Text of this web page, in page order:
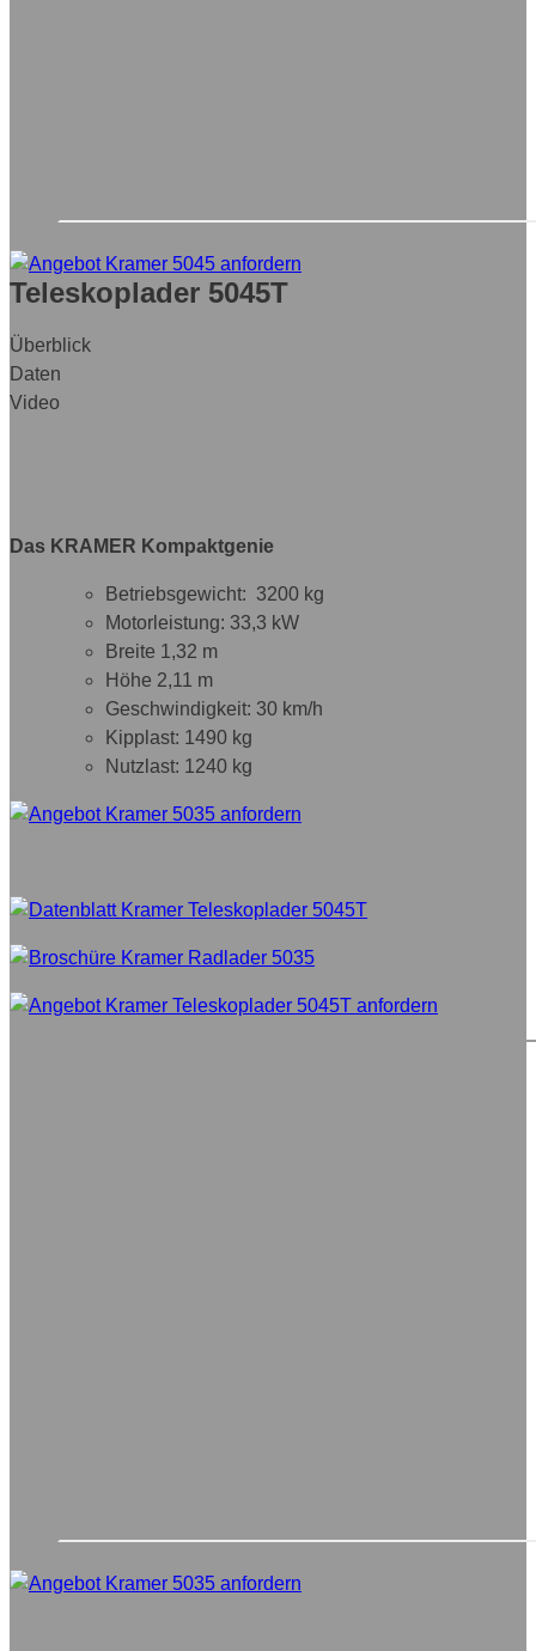
Teleskoplader 5045T
Überblick
Daten
Video
Das KRAMER Kompaktgenie
Betriebsgewicht: 3200 kg
Motorleistung: 33,3 kW
Breite 1,32 m
Höhe 2,11 m
Geschwindigkeit: 30 km/h
Kipplast: 1490 kg
Nutzlast: 1240 kg